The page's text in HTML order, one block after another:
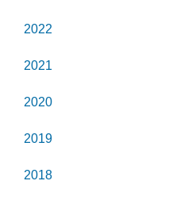
2022
2021
2020
2019
2018